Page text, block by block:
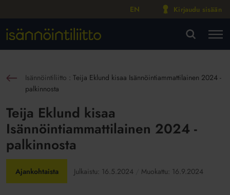
EN Kirjaudu sisään
Isännöintiliitto :Teija Eklund kisaa Isännöintiammattilainen 2024 -
palkinnosta
Teija Eklund kisaa
Isännöintiammattilainen 2024 -
palkinnosta
Ajankohtaista Julkaistu: 16.5.2024 Muokattu: 16.9.2024